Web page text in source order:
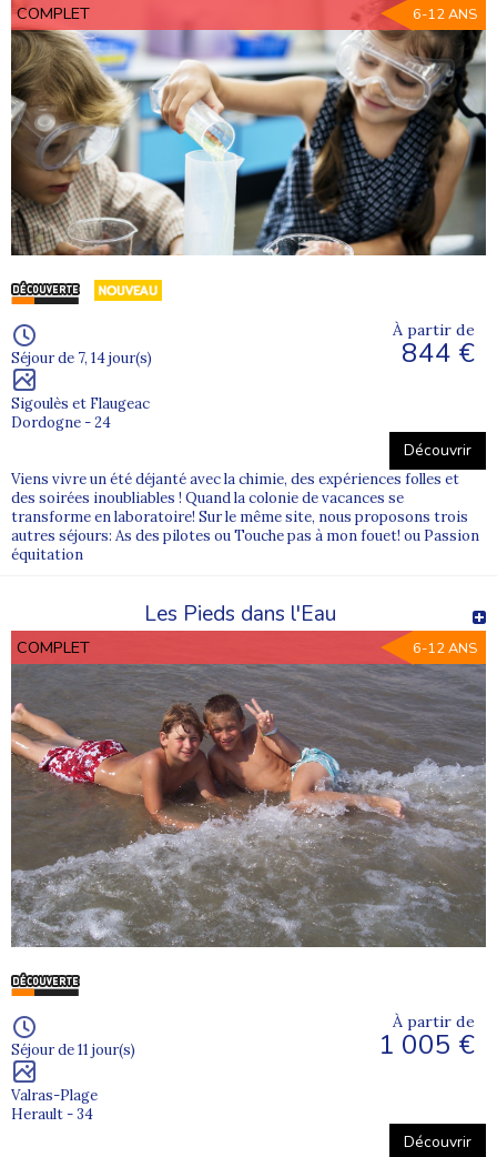
COMPLET 6-12 ANS
Séjour de 7, 14 jour(s)
Sigoulès et Flaugeac
Dordogne - 24
À partir de
844 €
Découvrir
Viens vivre un été déjanté avec la chimie, des expériences folles et
des soirées inoubliables ! Quand la colonie de vacances se
transforme en laboratoire! Sur le même site, nous proposons trois
autres séjours: As des pilotes ou Touche pas à mon fouet! ou Passion
équitation
Les Pieds dans l'Eau
COMPLET 6-12 ANS
Séjour de 11 jour(s)
Valras-Plage
Herault - 34
À partir de
1 005 €
Découvrir